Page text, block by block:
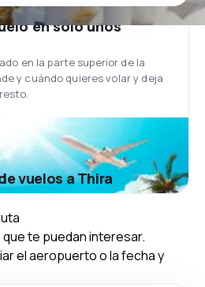
en solo unos
en la parte superior de la
y cuándo quieres volar y deja
vuelos a Thira
te puedan interesar.
el aeropuerto o la fecha y